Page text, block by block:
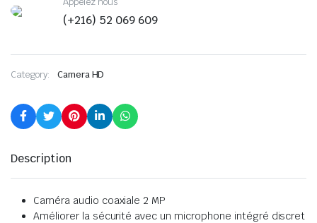
(+216) 52 069 609
Category: Camera HD
Description
Caméra audio coaxiale 2 MP
Améliorer la sécurité avec un microphone intégré discret